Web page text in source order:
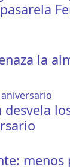
la
menos